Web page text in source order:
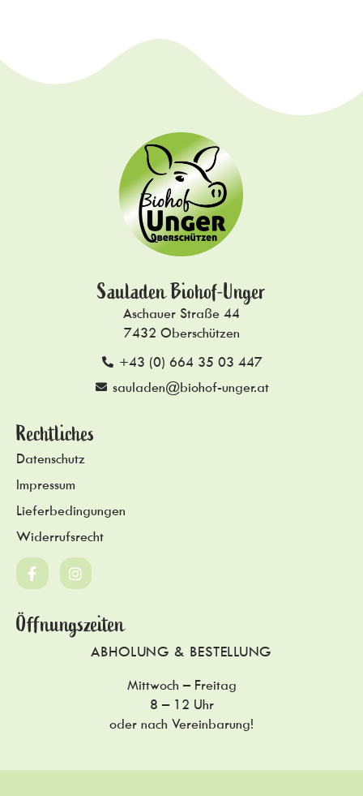
Sauladen Biohof-Unger
Aschauer Straße 44
7432 Oberschützen
+43 (0) 664 35 03 447
sauladen@biohof-unger.at
Rechtliches
Datenschutz
Impressum
Lieferbedingungen
Widerrufsrecht
Öffnungszeiten
ABHOLUNG & BESTELLUNG
Mittwoch – Freitag
8 – 12 Uhr
oder nach Vereinbarung!